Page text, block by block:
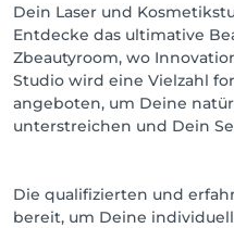
Dein Laser und
Entdecke das ultimative
Zbeautyroom, wo
Studio wird eine Vielzahl
angeboten, um Deine
unterstreichen und Dein
Die qualifizierten und
bereit, um Deine